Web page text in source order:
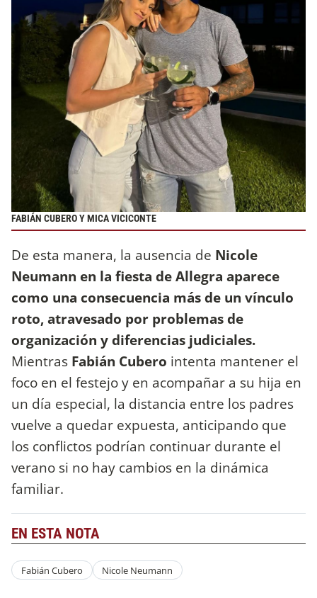
FABIÁN CUBERO Y MICA VICICONTE
De esta manera, la ausencia de Nicole
Neumann en la fiesta de Allegra aparece
como una consecuencia más de un vínculo
roto, atravesado por problemas de
organización y diferencias judiciales.
Mientras Fabián Cubero intenta mantener el
foco en el festejo y en acompañar a su hija en
un día especial, la distancia entre los padres
vuelve a quedar expuesta, anticipando que
los conflictos podrían continuar durante el
verano si no hay cambios en la dinámica
familiar.
EN ESTA NOTA
Fabián Cubero Nicole Neumann